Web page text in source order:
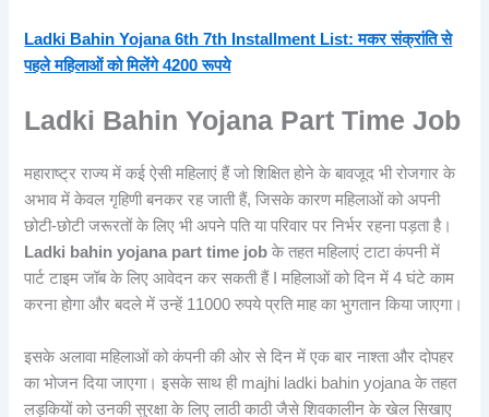
Ladki Bahin Yojana 6th 7th Installment List: मकर संक्रांति से
पहले महिलाओं को मिलेंगे 4200 रूपये
Ladki Bahin Yojana Part Time Job
महाराष्ट्र राज्य में कई ऐसी महिलाएं हैं जो शिक्षित होने के बावजूद भी रोजगार के
अभाव में केवल गृहिणी बनकर रह जाती हैं, जिसके कारण महिलाओं को अपनी
छोटी-छोटी जरूरतों के लिए भी अपने पति या परिवार पर निर्भर रहना पड़ता है।
Ladki bahin yojana part time job के तहत महिलाएं टाटा कंपनी में
पार्ट टाइम जॉब के लिए आवेदन कर सकती हैं I महिलाओं को दिन में 4 घंटे काम
करना होगा और बदले में उन्हें 11000 रुपये प्रति माह का भुगतान किया जाएगा।
इसके अलावा महिलाओं को कंपनी की ओर से दिन में एक बार नाश्ता और दोपहर
का भोजन दिया जाएगा। इसके साथ ही majhi ladki bahin yojana के तहत
लड़कियों को उनकी सुरक्षा के लिए लाठी काठी जैसे शिवकालीन के खेल सिखाए